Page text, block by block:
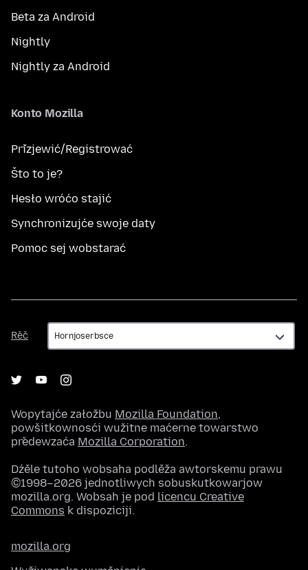
Beta za Android
Nightly
Nightly za Android
Konto Mozilla
Přizjewić/Registrować
Što to je?
Hesło wróćo stajić
Synchronizujće swoje daty
Pomoc sej wobstarać
Rěč
Rěč
Wopytajće załožbu Mozilla Foundation,
powšitkownosći wužitne maćerne towarstwo
předewzaća Mozilla Corporation.
Dźěle tutoho wobsaha podlěža awtorskemu prawu
©1998–2026 jednotliwych sobuskutkowarjow
mozilla.org. Wobsah je pod licencu Creative
Commons k dispoziciji.
mozilla.org